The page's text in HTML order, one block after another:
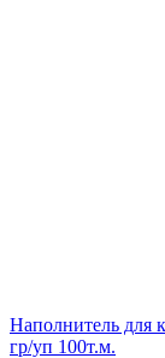
Наполнитель для
гр/уп 100т.м.